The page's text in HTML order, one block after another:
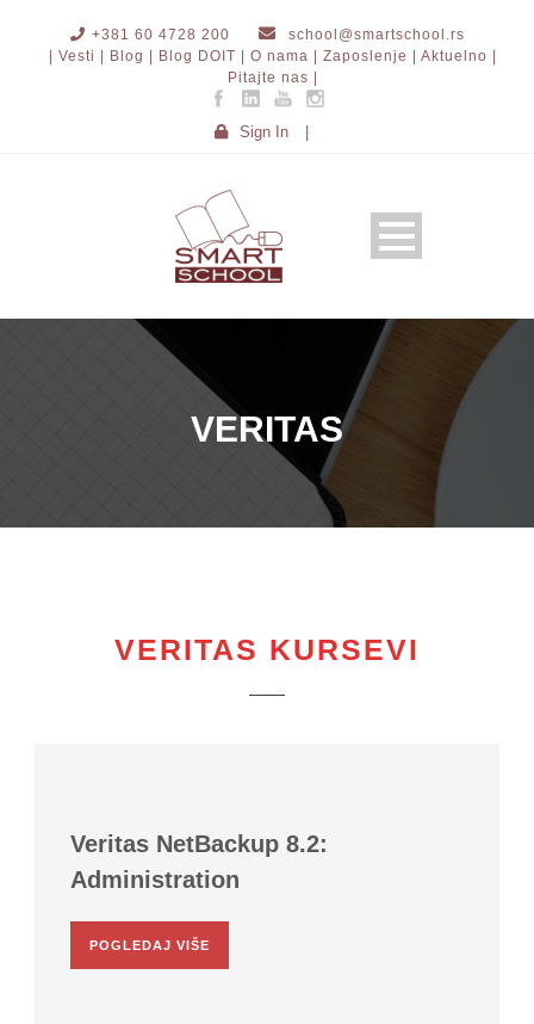
+381 60 4728 200
school@smartschool.rs
| Vesti |
Blog | Blog DOIT | O nama | Zaposlenje |
Aktuelno |
Pitajte nas |
Sign In
VERITAS
VERITAS KURSEVI
Veritas NetBackup 8.2:
Administration
POGLEDAJ VIŠE